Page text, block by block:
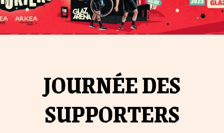
JOURNÉE DES
SUPPORTERS